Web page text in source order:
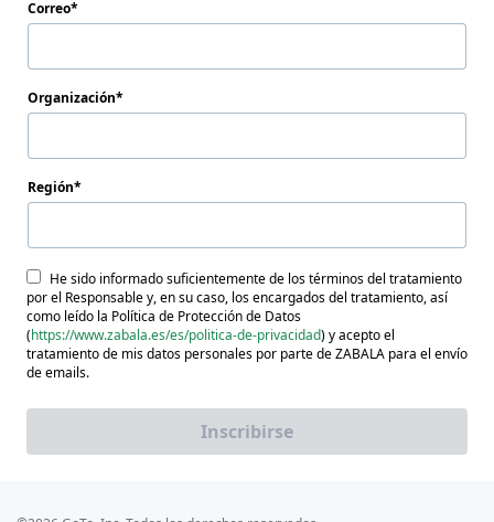
Correo
Organización
Región
He sido informado suficientemente de los términos del tratamiento
por el Responsable y, en su caso, los encargados del tratamiento, así
como leído la Política de Protección de Datos
(https://www.zabala.es/es/politica-de-privacidad) y acepto el
tratamiento de mis datos personales por parte de ZABALA para el envío
de emails.
Inscribirse